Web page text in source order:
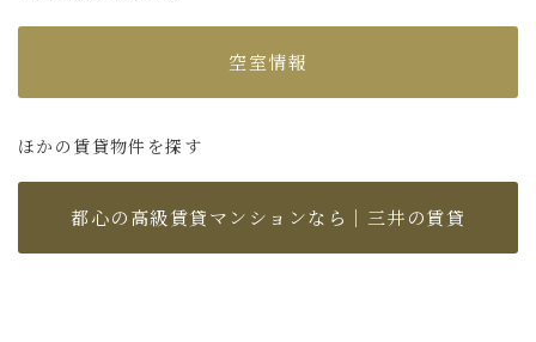
空室情報
ほかの賃貸物件を探す
都心の高級賃貸マンションなら｜三井の賃貸